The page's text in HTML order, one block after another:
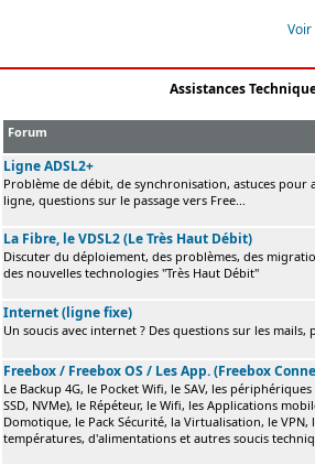
Voir
Assistances
Forum
Ligne ADSL2+
Problème de débit, de synchronisation, astuces pour
ligne, questions sur le passage vers Free...
La Fibre, le VDSL2 (Le Très Haut Débit)
Discuter du déploiement, des problèmes, des
des nouvelles technologies "Très Haut Débit"
Internet (ligne fixe)
Un soucis avec internet ? Des questions sur les mails,
Freebox / Freebox OS / Les App. (Freebox
Le Backup 4G, le Pocket Wifi, le SAV, les périphériques
SSD, NVMe), le Répéteur, le Wifi, les Applications
Domotique, le Pack Sécurité, la Virtualisation, le VPN,
températures, d'alimentations et autres soucis